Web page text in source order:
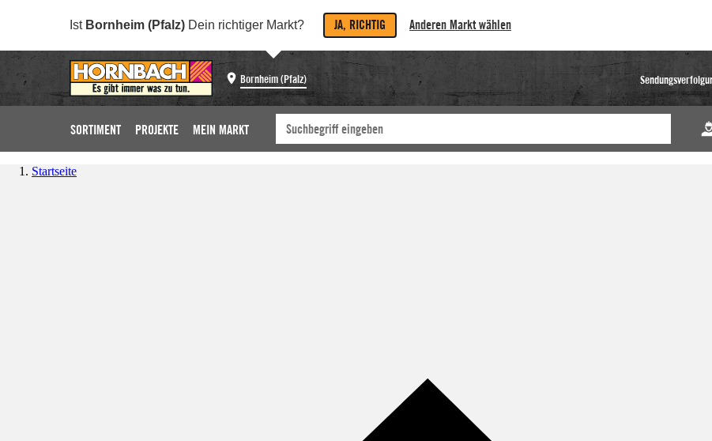
Ist Bornheim (Pfalz) Dein richtiger Markt? JA, RICHTIG Anderen Markt wählen
Bornheim (Pfalz)
SORTIMENT PROJEKTE MEIN MARKT
Startseite